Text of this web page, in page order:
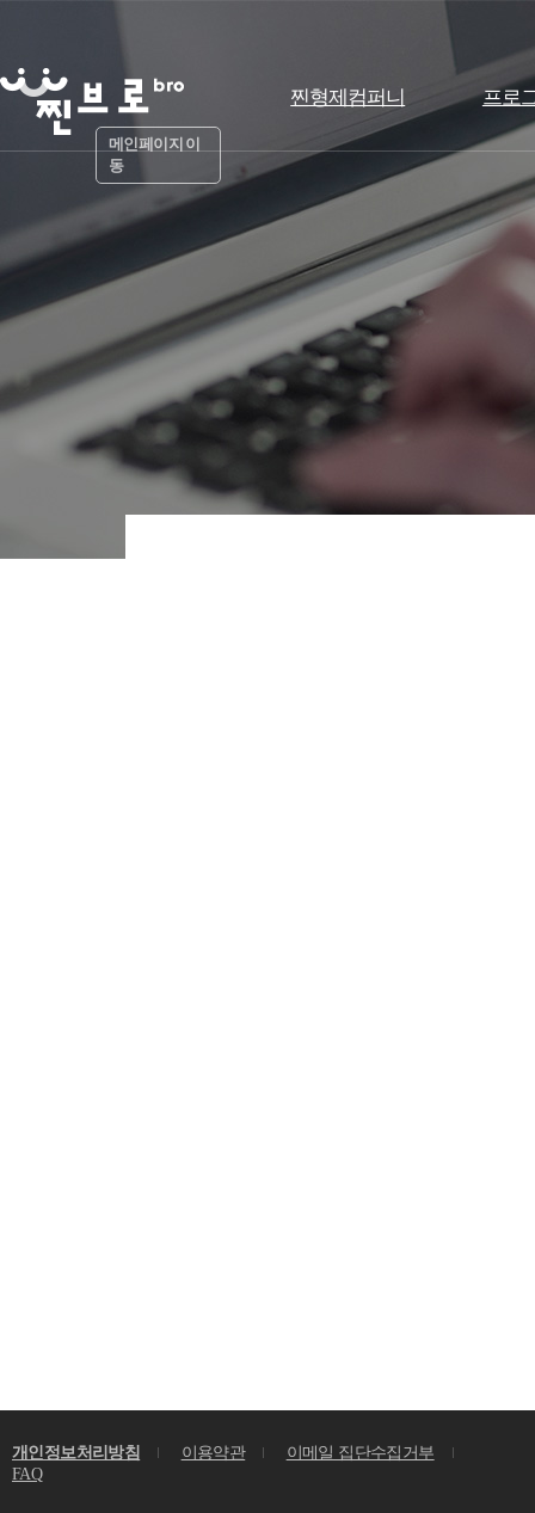
메인페이지 이
동
찐형제컴퍼니 프로
개인정보처리방침 이용약관
이메일 집단수집거부
FAQ